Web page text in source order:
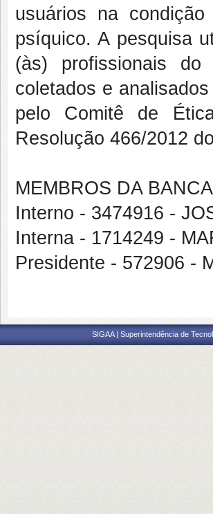
usuários na
psíquico. A pesquisa
(às) profissionais
coletados e
pelo Comitê de
Resolução 466/2012
MEMBROS DA
Interno - 3474916 -
Interna - 1714249 -
Presidente - 572906 -
SIGAA | Superintendência de